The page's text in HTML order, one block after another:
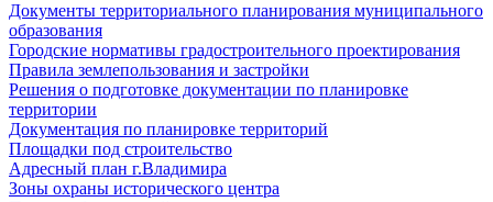
Документы территориального планирования муниципального
образования
Городские нормативы градостроительного проектирования
Правила землепользования и застройки
Решения о подготовке документации по планировке
территории
Документация по планировке территорий
Площадки под строительство
Адресный план г.Владимира
Зоны охраны исторического центра